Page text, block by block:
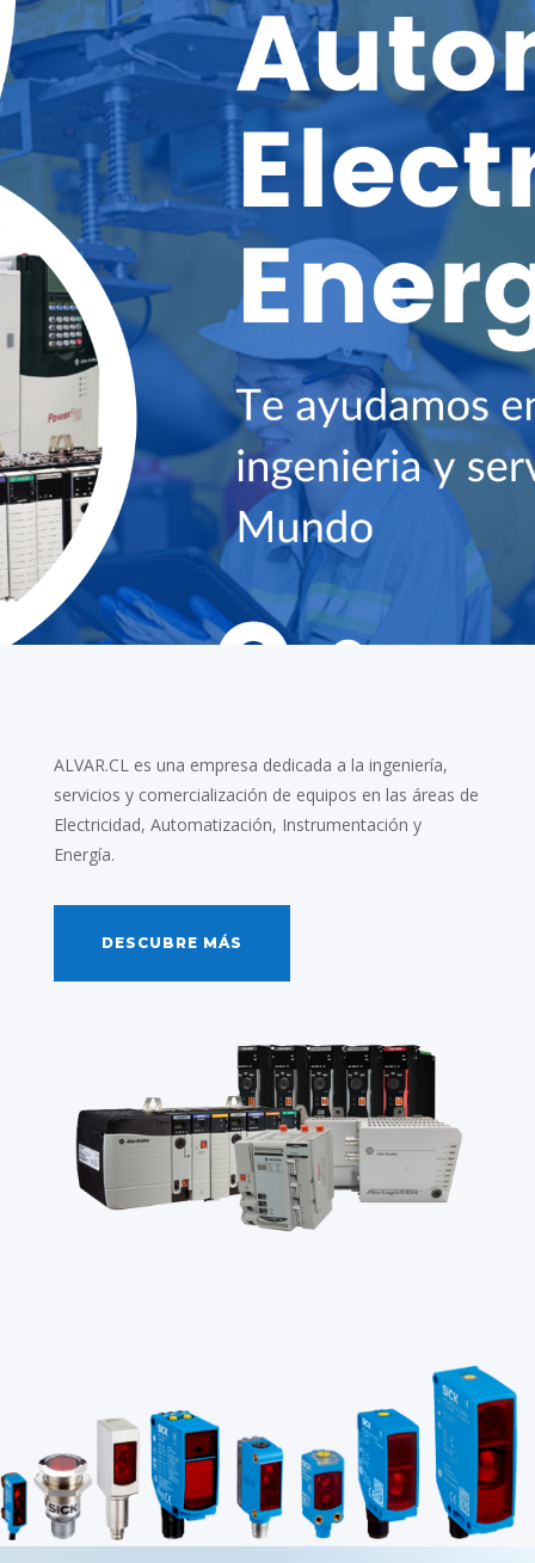
ALVAR.CL es una empresa dedicada a la ingeniería,
servicios y comercialización de equipos en las áreas de
Electricidad, Automatización, Instrumentación y
Energía.
DESCUBRE MÁS